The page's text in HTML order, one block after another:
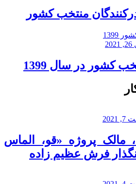
منتخب کشور
کشور در سال 1399
مالک پروژه «قو، الماس
فرش عظیم زاده